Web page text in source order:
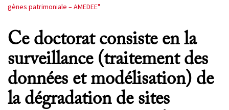
gènes patrimoniale – AMEDEE"
Ce doctorat consiste en la
surveillance (traitement des
données et modélisation) de
la dégradation de sites